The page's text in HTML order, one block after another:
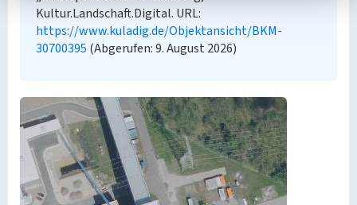
Kultur.Landschaft.Digital. URL:
https://www.kuladig.de/Objektansicht/BKM-
30700395 (Abgerufen: 9. August 2026)